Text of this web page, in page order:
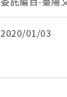
寫，第一行為
文，有嚴格的
2020/01/03